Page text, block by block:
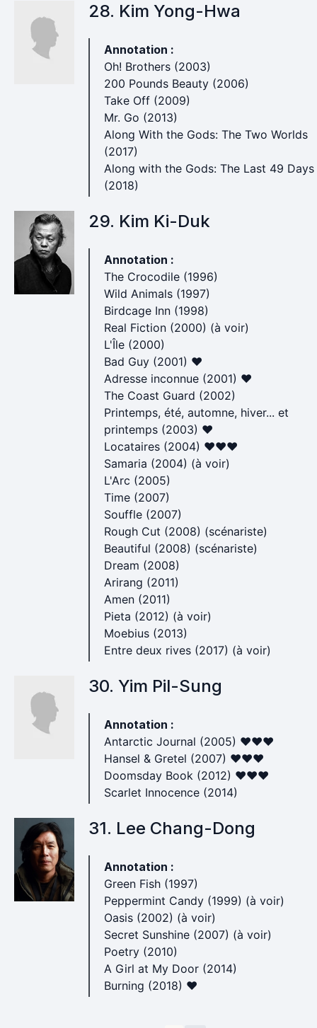
28. Kim Yong-Hwa
Annotation :
Oh! Brothers (2003)
200 Pounds Beauty (2006)
Take Off (2009)
Mr. Go (2013)
Along With the Gods: The Two Worlds
(2017)
Along with the Gods: The Last 49 Days
(2018)
29. Kim Ki-Duk
Annotation :
The Crocodile (1996)
Wild Animals (1997)
Birdcage Inn (1998)
Real Fiction (2000) (à voir)
L'Île (2000)
Bad Guy (2001) ♥
Adresse inconnue (2001) ♥
The Coast Guard (2002)
Printemps, été, automne, hiver... et
printemps (2003) ♥
Locataires (2004) ♥♥♥
Samaria (2004) (à voir)
L'Arc (2005)
Time (2007)
Souffle (2007)
Rough Cut (2008) (scénariste)
Beautiful (2008) (scénariste)
Dream (2008)
Arirang (2011)
Amen (2011)
Pieta (2012) (à voir)
Moebius (2013)
Entre deux rives (2017) (à voir)
30. Yim Pil-Sung
Annotation :
Antarctic Journal (2005) ♥♥♥
Hansel & Gretel (2007) ♥♥♥
Doomsday Book (2012) ♥♥♥
Scarlet Innocence (2014)
31. Lee Chang-Dong
Annotation :
Green Fish (1997)
Peppermint Candy (1999) (à voir)
Oasis (2002) (à voir)
Secret Sunshine (2007) (à voir)
Poetry (2010)
A Girl at My Door (2014)
Burning (2018) ♥